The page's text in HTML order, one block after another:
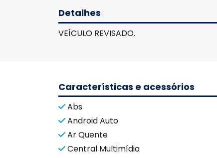
Detalhes
VEÍCULO REVISADO.
Características e acessórios
Abs
Android Auto
Ar Quente
Central Multimídia